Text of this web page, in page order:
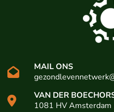
MAIL ONS
VAN DER
1081 HV Amsterdam